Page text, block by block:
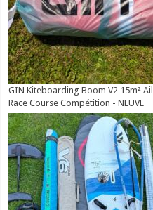
GIN Kiteboarding Boom V2 15m²
Race Course Compétition - NEUVE